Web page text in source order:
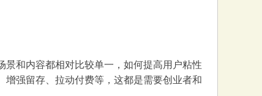
和内容都相对比较单一，如何提高用户粘性
强留存、拉动付费等，这都是需要创业者和